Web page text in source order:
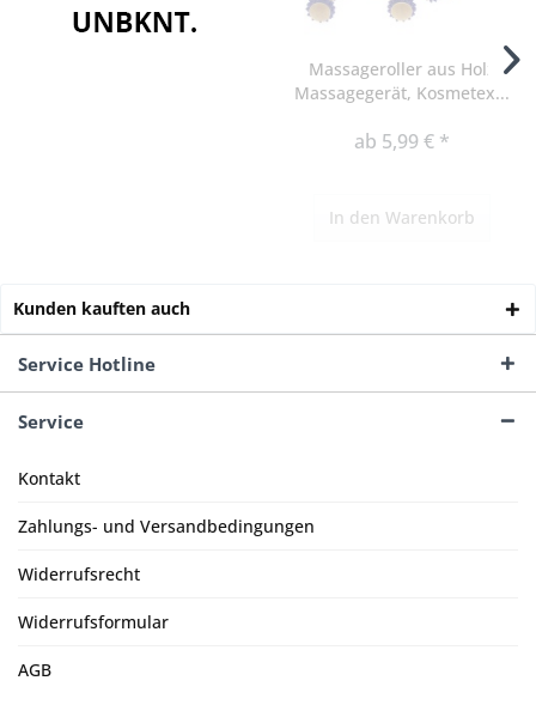
Massageroller aus Holz
Massagegerät, Kosmetex...
ab 5,99 € *
In den Warenkorb
Kunden kauften auch
Service Hotline
Service
Kontakt
Zahlungs- und Versandbedingungen
Widerrufsrecht
Widerrufsformular
AGB